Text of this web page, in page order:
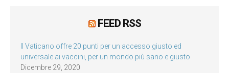
FEED RSS
Il Vaticano offre 20 punti per un accesso giusto ed
universale ai vaccini, per un mondo più sano e giusto
Dicembre 29, 2020